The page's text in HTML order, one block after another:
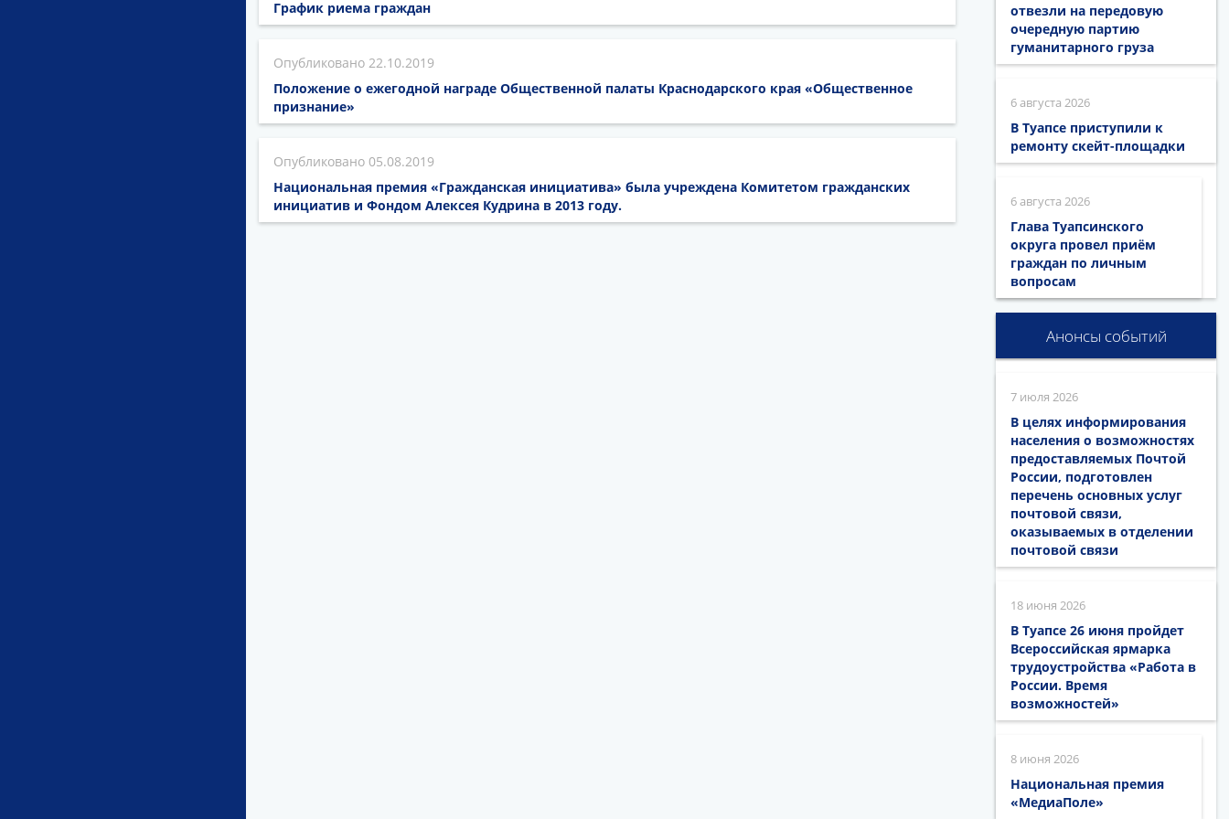
График риема граждан
22.10.2019
Положение о ежегодной награде Общественной палаты Краснодарского края «Общественное
признание»
05.08.2019
Национальная премия «Гражданская инициатива» была учреждена Комитетом гражданских
инициатив и Фондом Алексея Кудрина в 2013 году.
отвезли на передовую
очередную партию
гуманитарного груза
6 августа 2026
В Туапсе приступили к
ремонту скейт-площадки
6 августа 2026
Глава Туапсинского
округа провел приём
граждан по личным
вопросам
Анонсы событий
7 июля 2026
В целях информирования
населения о возможностях
предоставляемых Почтой
России, подготовлен
перечень основных услуг
почтовой связи,
оказываемых в отделении
почтовой связи
18 июня 2026
В Туапсе 26 июня пройдет
Всероссийская ярмарка
трудоустройства «Работа в
России. Время
возможностей»
8 июня 2026
Национальная премия
«МедиаПоле»